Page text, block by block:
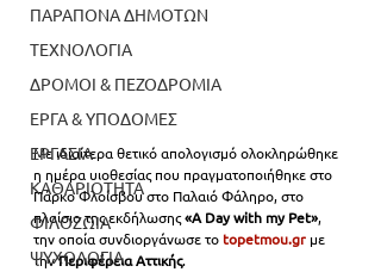
ΠΑΡΑΠΟΝΑ ΔΗΜΟΤΩΝ
ΤΕΧΝΟΛΟΓΙΑ
ΔΡΟΜΟΙ & ΠΕΖΟΔΡΟΜΙΑ
ΕΡΓΑ & ΥΠΟΔΟΜΕΣ
ΕΡΓΑΣΙΑ
ΚΑΘΑΡΙΟΤΗΤΑ
ΦΙΛΟΖΩΙΑ
ΨΥΧΟΛΟΓΙΑ
Με ιδιαίτερα θετικό απολογισμό ολοκληρώθηκε
η ημέρα υιοθεσίας που πραγματοποιήθηκε στο
Πάρκο Φλοίσβου στο Παλαιό Φάληρο, στο
πλαίσιο της εκδήλωσης «A Day with my Pet»,
την οποία συνδιοργάνωσε το topetmou.gr με
την Περιφέρεια Αττικής.